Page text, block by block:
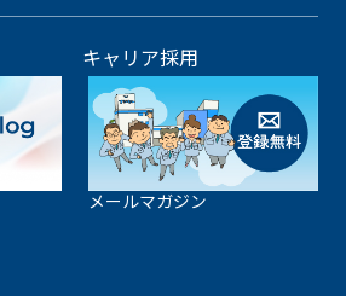
キャリア採用
メールマガジン